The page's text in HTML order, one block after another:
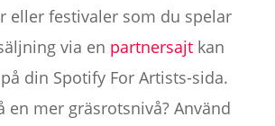
eller festivaler som du spelar
via en partnersajtkan
din Spotify For Artists-sida.
en mer gräsrotsnivå? Använd